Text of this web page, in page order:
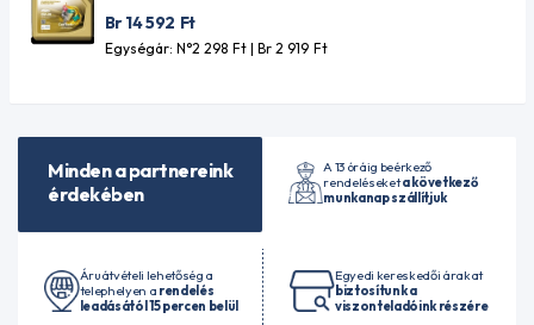
Br 14 592 Ft
Egységár: N°2 298 Ft| Br 2 919 Ft
Minden a partnereink
érdekében
A 13 óráig beérkező
rendeléseketa következő
munkanap szállítjuk
Áruátvételi lehetőség a
telephelyen a rendelés
leadásától 15 percen belül
Egyedi kereskedői árakat
biztosítunk a
viszonteladóink részére